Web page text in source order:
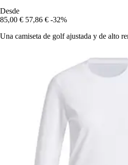
Desde
85,00 € 57,86 € -32%
Una camiseta de golf ajustada y de alto